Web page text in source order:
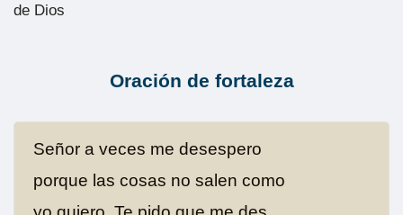
de Dios
Oración de fortaleza
Señor a veces me desespero
porque las cosas no salen como